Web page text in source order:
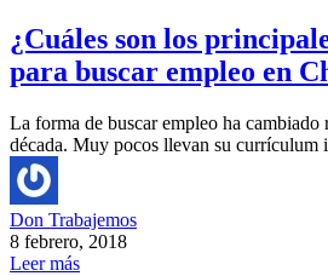
¿Cuáles son los
para buscar empleo en
La forma de buscar empleo ha cambiado
década. Muy pocos llevan su currículum
Don Trabajemos
8 febrero, 2018
Leer más